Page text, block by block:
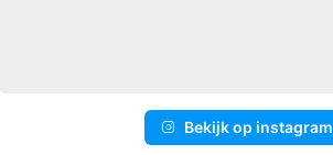
Bekijk op instagram